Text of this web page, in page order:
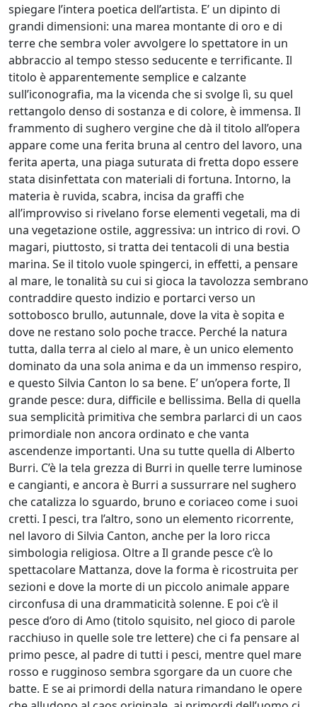
Jimi
Gazzosa
(Domenico
Masullo)
Jože
Kotar
Lorenzo
Lo
Vermi
Bruno
Lucchi
Paola
Angela
Martinella
Carlo
Martini
Paola
Mascherin
Andrea
Màzzoli
Klaus
Karl
Mehrkens
spiegare l’intera poetica dell’artista. E’ un dipinto di
grandi dimensioni: una marea montante di oro e di
terre che sembra voler avvolgere lo spettatore in un
abbraccio al tempo stesso seducente e terrificante. Il
titolo è apparentemente semplice e calzante
sull’iconografia, ma la vicenda che si svolge lì, su quel
rettangolo denso di sostanza e di colore, è immensa. Il
frammento di sughero vergine che dà il titolo all’opera
appare come una ferita bruna al centro del lavoro, una
ferita aperta, una piaga suturata di fretta dopo essere
stata disinfettata con materiali di fortuna. Intorno, la
materia è ruvida, scabra, incisa da graffi che
all’improvviso si rivelano forse elementi vegetali, ma di
una vegetazione ostile, aggressiva: un intrico di rovi. O
magari, piuttosto, si tratta dei tentacoli di una bestia
marina. Se il titolo vuole spingerci, in effetti, a pensare
al mare, le tonalità su cui si gioca la tavolozza sembrano
contraddire questo indizio e portarci verso un
sottobosco brullo, autunnale, dove la vita è sopita e
dove ne restano solo poche tracce. Perché la natura
tutta, dalla terra al cielo al mare, è un unico elemento
dominato da una sola anima e da un immenso respiro,
e questo Silvia Canton lo sa bene. E’ un’opera forte, Il
grande pesce: dura, difficile e bellissima. Bella di quella
sua semplicità primitiva che sembra parlarci di un caos
primordiale non ancora ordinato e che vanta
ascendenze importanti. Una su tutte quella di Alberto
Burri. C’è la tela grezza di Burri in quelle terre luminose
e cangianti, e ancora è Burri a sussurrare nel sughero
che catalizza lo sguardo, bruno e coriaceo come i suoi
cretti. I pesci, tra l’altro, sono un elemento ricorrente,
nel lavoro di Silvia Canton, anche per la loro ricca
simbologia religiosa. Oltre a Il grande pesce c’è lo
spettacolare Mattanza, dove la forma è ricostruita per
sezioni e dove la morte di un piccolo animale appare
circonfusa di una drammaticità solenne. E poi c’è il
pesce d’oro di Amo (titolo squisito, nel gioco di parole
racchiuso in quelle sole tre lettere) che ci fa pensare al
primo pesce, al padre di tutti i pesci, mentre quel mare
rosso e rugginoso sembra sgorgare da un cuore che
batte. E se ai primordi della natura rimandano le opere